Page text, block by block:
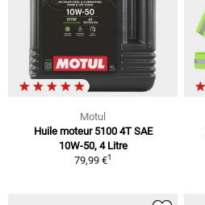
Motul
Huile moteur 5100 4T SAE
10W-50, 4 Litre
79,99 €1